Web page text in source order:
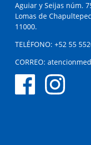
Aguiar y Seijas núm.
Lomas de
11000.
TELÉFONO: +52 55
CORREO: